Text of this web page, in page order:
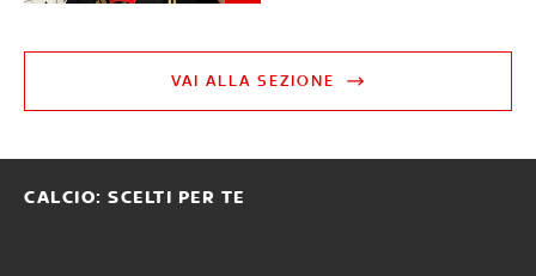
VAI ALLA SEZIONE
CALCIO: SCELTI PER TE